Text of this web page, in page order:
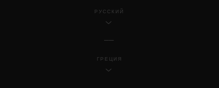
РУССКИЙ
ГРЕЦИЯ